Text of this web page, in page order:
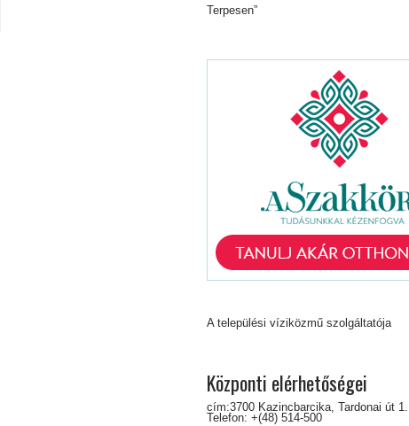
Terpesen”
A települési víziközmű szolgáltatója
Központi elérhetőségei
cím:3700 Kazincbarcika, Tardonai út 1.
Telefon: +(48) 514-500